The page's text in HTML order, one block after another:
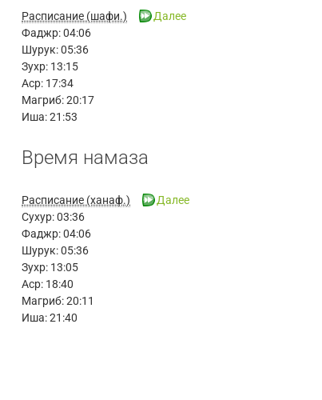
Расписание (шафи.)
Фаджр:04:06
Шурук:05:36
Зухр: 13:15
Аср: 17:34
Магриб:20:17
Иша:21:53
Далее
Время намаза
Расписание (ханаф.)
Сухур:03:36
Фаджр:04:06
Шурук:05:36
Зухр: 13:05
Аср: 18:40
Магриб:20:11
Иша:21:40
Далее